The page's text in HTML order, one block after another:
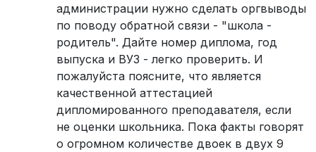
администрации нужно сделать оргвыводы
по поводу обратной связи - "школа -
родитель". Дайте номер диплома, год
выпуска и ВУЗ - легко проверить. И
пожалуйста поясните, что является
качественной аттестацией
дипломированного преподавателя, если
не оценки школьника. Пока факты говорят
о огромном количестве двоек в двух 9